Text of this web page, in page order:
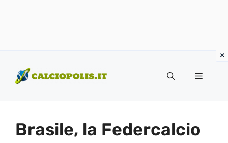
contenuto
Menu
Brasile, la Federcalcio